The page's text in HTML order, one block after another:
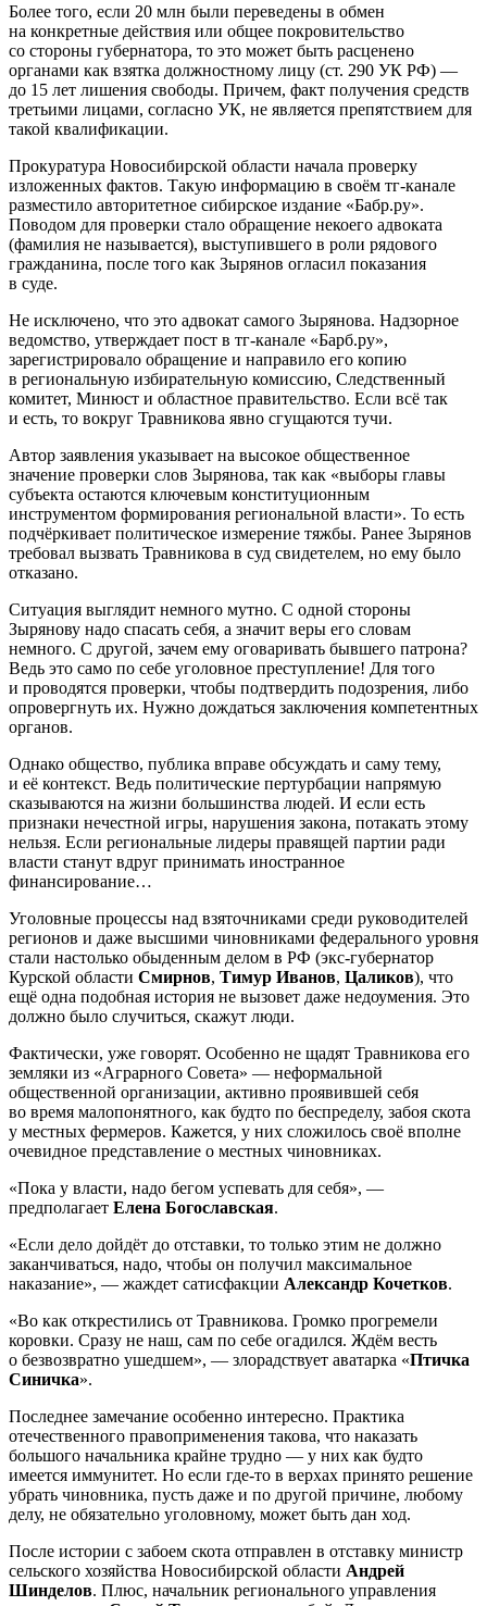
Более того, если 20 млн были переведены в обмен
на конкретные действия или общее покровительство
со стороны губернатора, то это может быть расценено
органами как взятка должностному лицу (ст. 290 УК РФ) —
до 15 лет лишения свободы. Причем, факт получения средств
третьими лицами, согласно УК, не является препятствием для
такой квалификации.
Прокуратура Новосибирской области начала проверку
изложенных фактов. Такую информацию в своём тг-канале
разместило авторитетное сибирское издание «Бабр.ру».
Поводом для проверки стало обращение некоего адвоката
(фамилия не называется), выступившего в роли рядового
гражданина, после того как Зырянов огласил показания
в суде.
Не исключено, что это адвокат самого Зырянова. Надзорное
ведомство, утверждает пост в тг-канале «Барб.ру»,
зарегистрировало обращение и направило его копию
в региональную избирательную комиссию, Следственный
комитет, Минюст и областное правительство. Если всё так
и есть, то вокруг Травникова явно сгущаются тучи.
Автор заявления указывает на высокое общественное
значение проверки слов Зырянова, так как «выборы главы
субъекта остаются ключевым конституционным
инструментом формирования региональной власти». То есть
подчёркивает политическое измерение тяжбы. Ранее Зырянов
требовал вызвать Травникова в суд свидетелем, но ему было
отказано.
Ситуация выглядит немного мутно. С одной стороны
Зырянову надо спасать себя, а значит веры его словам
немного. С другой, зачем ему оговаривать бывшего патрона?
Ведь это само по себе уголовное преступление! Для того
и проводятся проверки, чтобы подтвердить подозрения, либо
опровергнуть их. Нужно дождаться заключения компетентных
органов.
Однако общество, публика вправе обсуждать и саму тему,
и её контекст. Ведь политические пертурбации напрямую
сказываются на жизни большинства людей. И если есть
признаки нечестной игры, нарушения закона, потакать этому
нельзя. Если региональные лидеры правящей партии ради
власти станут вдруг принимать иностранное
финансирование…
Уголовные процессы над взяточниками среди руководителей
регионов и даже высшими чиновниками федерального уровня
стали настолько обыденным делом в РФ (экс-губернатор
Курской области Смирнов, Тимур Иванов, Цаликов), что
ещё одна подобная история не вызовет даже недоумения. Это
должно было случиться, скажут люди.
Фактически, уже говорят. Особенно не щадят Травникова его
земляки из «Аграрного Совета» — неформальной
общественной организации, активно проявившей себя
во время малопонятного, как будто по беспределу, забоя скота
у местных фермеров. Кажется, у них сложилось своё вполне
очевидное представление о местных чиновниках.
«Пока у власти, надо бегом успевать для себя», —
предполагает Елена Богославская.
«Если дело дойдёт до отставки, то только этим не должно
заканчиваться, надо, чтобы он получил максимальное
наказание», — жаждет сатисфакции Александр Кочетков.
«Во как открестились от Травникова. Громко прогремели
коровки. Сразу не наш, сам по себе огадился. Ждём весть
о безвозвратно ушедшем», — злорадствует аватарка «Птичка
Синичка».
Последнее замечание особенно интересно. Практика
отечественного правоприменения такова, что наказать
большого начальника крайне трудно — у них как будто
имеется иммунитет. Но если где-то в верхах принято решение
убрать чиновника, пусть даже и по другой причине, любому
делу, не обязательно уголовному, может быть дан ход.
После истории с забоем скота отправлен в отставку министр
сельского хозяйства Новосибирской области Андрей
Шинделов. Плюс, начальник регионального управления